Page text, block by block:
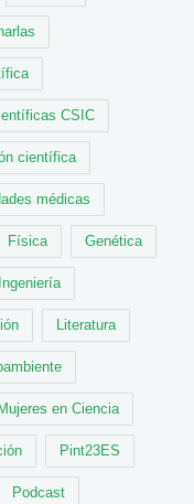
CSIC
científica
médicas
Física Genética
Ingeniería
Literatura
Mujeres en Ciencia
Pint23ES
Podcast